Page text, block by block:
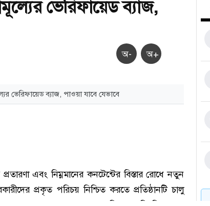
ভেরিফায়েড ব্যাজ,
অ- অ+